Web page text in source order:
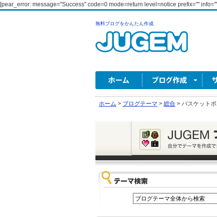
[pear_error: message="Success" code=0 mode=return level=notice prefix=""
無料ブログをかんたん作成
ホーム > ブログテーマ > 総合 > バスケット